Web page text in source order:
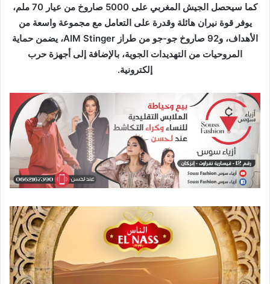
كما سيحصل الجيش المغربي على 5000 صاروخ من عيار 70 ملم،
يوفر قوة نيران هائلة وقدرة على التعامل مع مجموعة واسعة من
الأهداف، و92 صاروخ جو-جو من طراز AIM Stinger، يضمن حماية
المروحيات من التهديدات الجوية، بالإضافة إلى أجهزة حرب
إلكترونية.